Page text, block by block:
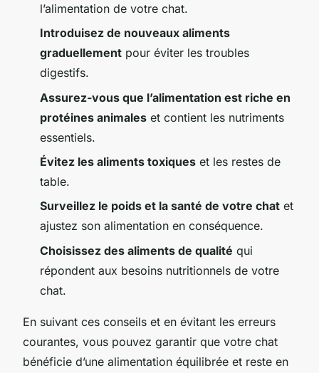
l’alimentation de votre chat.
Introduisez de nouveaux aliments
graduellement pour éviter les troubles
digestifs.
Assurez-vous que l’alimentation est riche en
protéines animales et contient les nutriments
essentiels.
Évitez les aliments toxiques et les restes de
table.
Surveillez le poids et la santé de votre chat et
ajustez son alimentation en conséquence.
Choisissez des aliments de qualité qui
répondent aux besoins nutritionnels de votre
chat.
En suivant ces conseils et en évitant les erreurs
courantes, vous pouvez garantir que votre chat
bénéficie d’une alimentation équilibrée et reste en